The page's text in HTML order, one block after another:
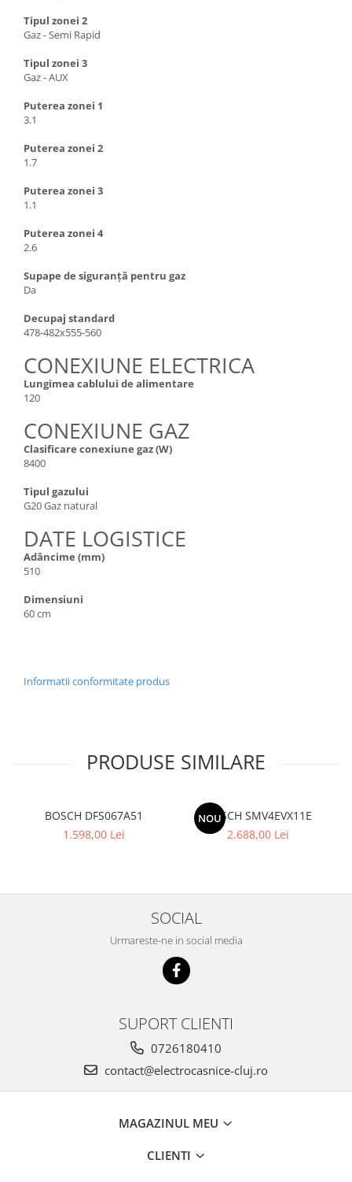
Tipul zonei 2
Gaz - Semi Rapid
Tipul zonei 3
Gaz - AUX
Puterea zonei 1
3.1
Puterea zonei 2
1.7
Puterea zonei 3
1.1
Puterea zonei 4
2.6
Supape de siguranță pentru gaz
Da
Decupaj standard
478-482x555-560
CONEXIUNE ELECTRICA
Lungimea cablului de alimentare
120
CONEXIUNE GAZ
Clasificare conexiune gaz (W)
8400
Tipul gazului
G20 Gaz natural
DATE LOGISTICE
Adâncime (mm)
510
Dimensiuni
60 cm
Informatii conformitate produs
PRODUSE SIMILARE
BOSCH DFS067A51
1.598,00 Lei
NOU
BOSCH SMV4EVX11E
2.688,00 Lei
SOCIAL
Urmareste-ne in social media
SUPORT CLIENTI
0726180410
contact@electrocasnice-cluj.ro
MAGAZINUL MEU
CLIENTI